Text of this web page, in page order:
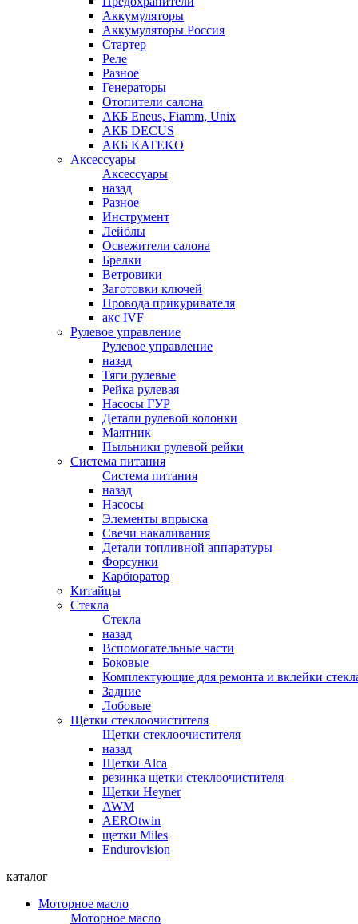
Аккумуляторы
Аккумуляторы Россия
Стартер
Реле
Разное
Генераторы
Отопители салона
АКБ Eneus, Fiamm, Unix
АКБ DECUS
АКБ KATEKO
Аксессуары
Аксессуары
назад
Разное
Инструмент
Лейблы
Освежители салона
Брелки
Ветровики
Заготовки ключей
Провода прикуривателя
акс IVF
Рулевое управление
Рулевое управление
назад
Тяги рулевые
Рейка рулевая
Насосы ГУР
Детали рулевой колонки
Маятник
Пыльники рулевой рейки
Система питания
Система питания
назад
Насосы
Элементы впрыска
Свечи накаливания
Детали топливной аппаратуры
Форсунки
Карбюратор
Китайцы
Стекла
Стекла
назад
Вспомогательные части
Боковые
Комплектующие для ремонта и вклейки
Задние
Лобовые
Щетки стеклоочистителя
Щетки стеклоочистителя
назад
Щетки Alca
резинка щетки стеклоочистителя
Щетки Heyner
AWM
AEROtwin
щетки Miles
Endurovision
каталог
Моторное масло
Моторное масло